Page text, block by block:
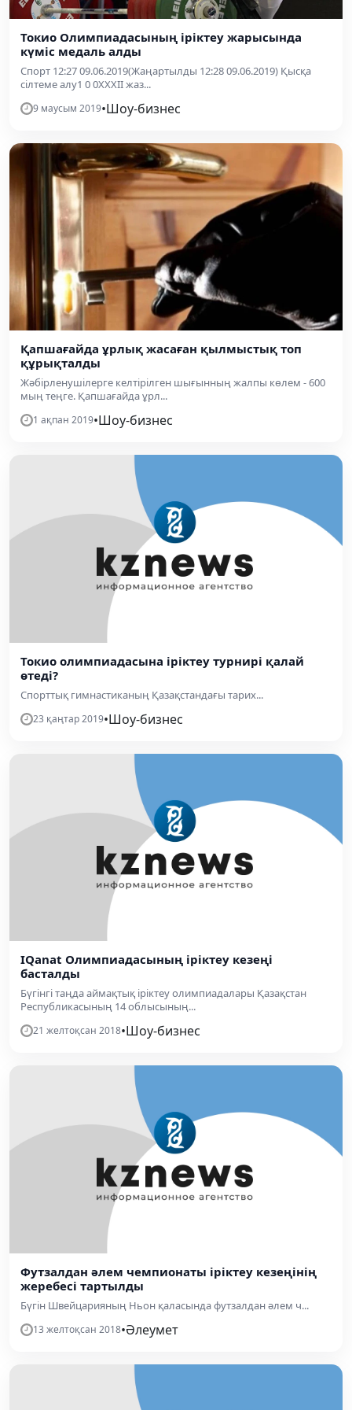
Токио Олимпиадасының іріктеу жарысында
күміс медаль алды
Спорт 12:27 09.06.2019(Жаңартылды 12:28 09.06.2019) Қысқа
сілтеме алу1 0 0XXXII жаз...
9 маусым 2019•Шоу-бизнес
Қапшағайда ұрлық жасаған қылмыстық топ
құрықталды
Жәбірленушілерге келтірілген шығынның жалпы көлем - 600
мың теңге. Қапшағайда ұрл...
1 ақпан 2019•Шоу-бизнес
Токио олимпиадасына іріктеу турнирі қалай
өтеді?
Спорттық гимнастиканың Қазақстандағы тарих...
23 қаңтар 2019•Шоу-бизнес
IQanat Олимпиадасының іріктеу кезеңі
басталды
Бүгінгі таңда аймақтық іріктеу олимпиадалары Қазақстан
Республикасының 14 облысының...
21 желтоқсан 2018•Шоу-бизнес
Футзалдан әлем чемпионаты іріктеу кезеңінің
жеребесі тартылды
Бүгін Швейцарияның Ньон қаласында футзалдан әлем ч...
13 желтоқсан 2018•Әлеумет